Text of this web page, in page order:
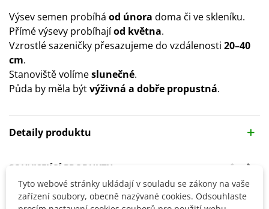
Výsev semen probíhá od února doma či ve skleníku.
Přímé výsevy probíhajíod května.
Vzrostlé sazeničky přesazujeme do vzdálenosti 20–40
cm.
Stanoviště volímeslunečné.
Půda by měla býtvýživná a dobře propustná.
Detaily produktu
SOUVISEJÍCÍ PRODUKTY
Tyto webové stránky ukládají v souladu se zákony na vaše
zařízení soubory, obecně nazývané cookies. Odsouhlaste